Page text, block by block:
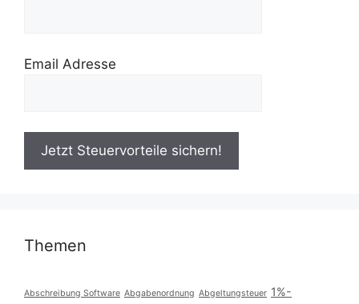
Email Adresse
Themen
Abschreibung Software Abgabenordnung Abgeltungsteuer 1%-